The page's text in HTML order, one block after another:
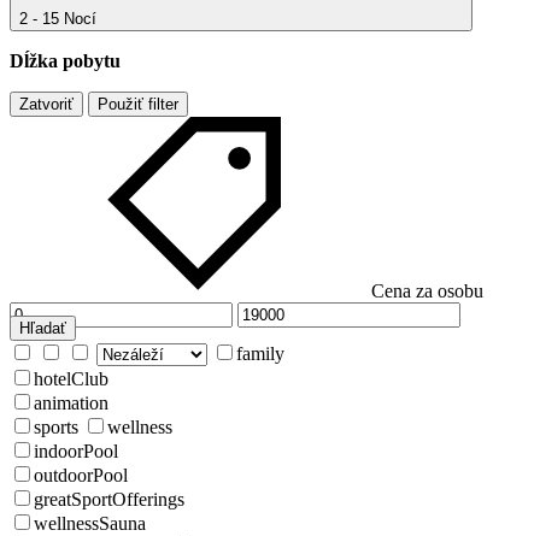
2 - 15 Nocí
Dĺžka pobytu
Zatvoriť Použiť filter
Cena za osobu
Hľadať
family
hotelClub
animation
sports
wellness
indoorPool
outdoorPool
greatSportOfferings
wellnessSauna